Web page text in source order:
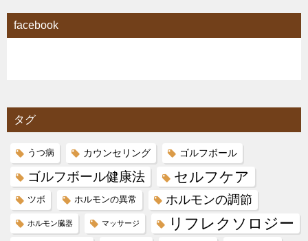
facebook
タグ
うつ病 カウンセリング ゴルフボール
ゴルフボール健康法 セルフケア
ツボ ホルモンの異常 ホルモンの調節
ホルモン臓器 マッサージ リフレクソロジー